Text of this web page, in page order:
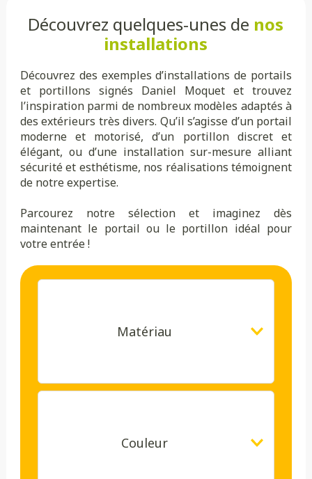
Découvrez quelques-unes de nos
installations
Découvrez des exemples d’installations de portails
et portillons signés Daniel Moquet et trouvez
l’inspiration parmi de nombreux modèles adaptés à
des extérieurs très divers. Qu’il s’agisse d’un portail
moderne et motorisé, d’un portillon discret et
élégant, ou d’une installation sur-mesure alliant
sécurité et esthétisme, nos réalisations témoignent
de notre expertise.
Parcourez notre sélection et imaginez dès
maintenant le portail ou le portillon idéal pour
votre entrée !
Matériau
Couleur